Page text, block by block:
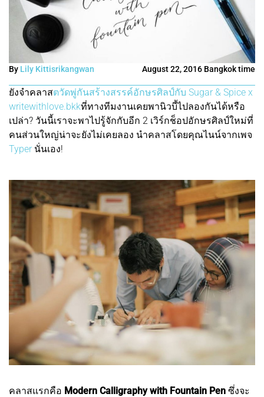
By Lily Kittisrikangwan August 22, 2016 Bangkok time
ยังจำคลาสตวัดพู่กันสร้างสรรค์อักษรศิลป์กับ Sugar & Spice x
writewithlove.bkkที่ทางทีมงานเคยพานิวบี้ไปลองกันได้หรือ
เปล่า? วันนี้เราจะพาไปรู้จักกับอีก 2 เวิร์กช็อปอักษรศิลป์ใหม่ที่
คนส่วนใหญ่น่าจะยังไม่เคยลอง นำคลาสโดยคุณไนน์จากเพจ
Typer นั่นเอง!
คลาสแรกคือ Modern Calligraphy with Fountain Pen ซึ่งจะ